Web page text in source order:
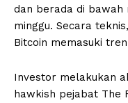
dan berada di
minggu. Secara
Bitcoin memasuki
Investor melakukan
hawkish pejabat The